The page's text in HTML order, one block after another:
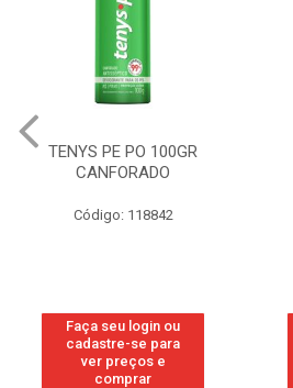
TENYS PE PO 100GR
CANFORADO
Código: 118842
Faça seu login ou
cadastre-se para
ver preços e
comprar